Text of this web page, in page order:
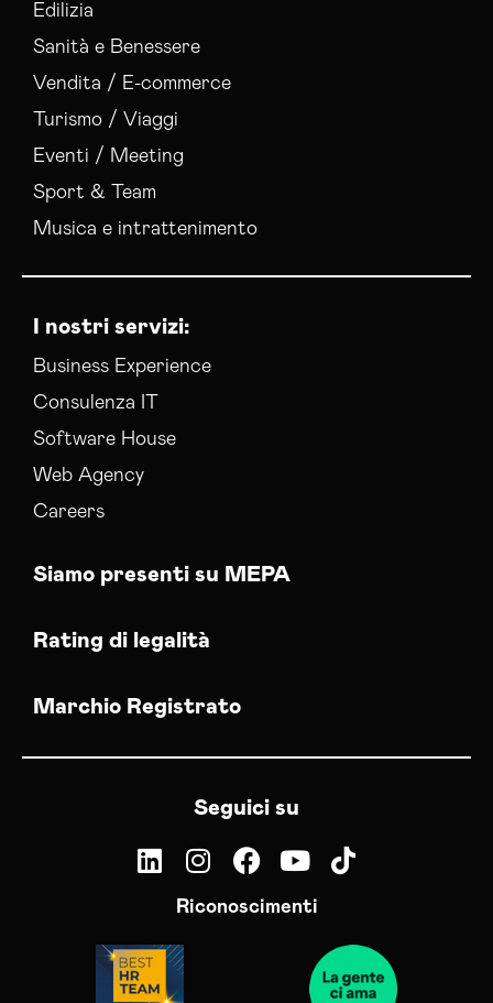
Edilizia
Sanità e Benessere
Vendita / E-commerce
Turismo / Viaggi
Eventi / Meeting
Sport & Team
Musica e intrattenimento
I nostri servizi:
Business Experience
Consulenza IT
Software House
Web Agency
Careers
Siamo presenti su MEPA
Rating di legalità
Marchio Registrato
Seguici su
Riconoscimenti